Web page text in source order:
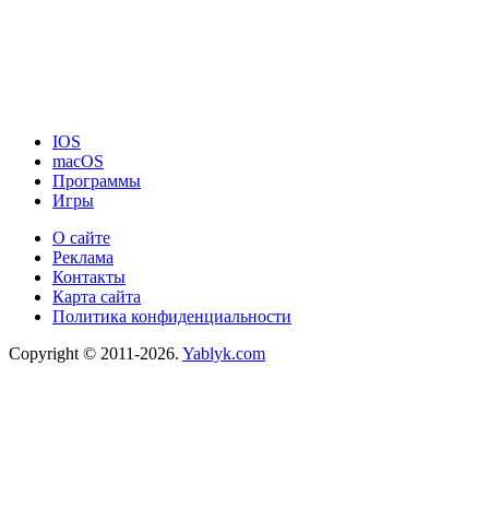
IOS
macOS
Программы
Игры
О сайте
Реклама
Контакты
Карта сайта
Политика конфиденциальности
Copyright © 2011-2026. Yablyk.сom